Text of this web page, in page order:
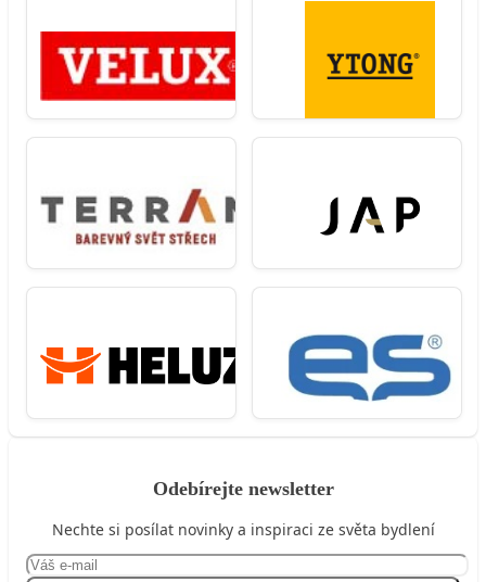
Odebírejte newsletter
Nechte si posílat novinky a inspiraci ze světa bydlení